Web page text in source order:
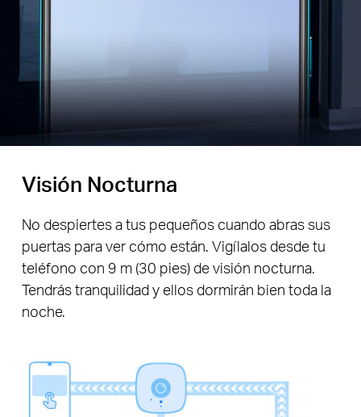
Visión Nocturna
No despiertes a tus pequeños cuando abras sus
puertas para ver cómo están. Vigílalos desde tu
teléfono con 9 m (30 pies) de visión nocturna.
Tendrás tranquilidad y ellos dormirán bien toda la
noche.